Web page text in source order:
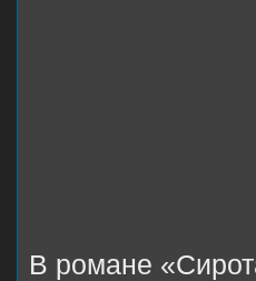
В романе